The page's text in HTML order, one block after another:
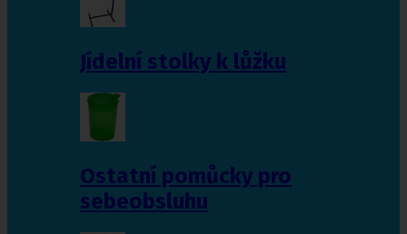
Jídelní stolky k lůžku
Ostatní pomůcky pro
sebeobsluhu